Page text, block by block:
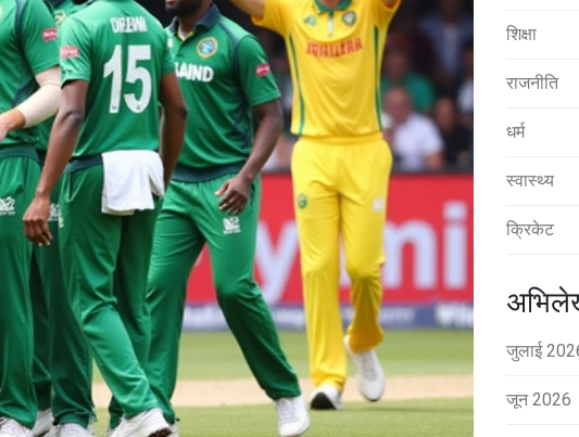
शिक्षा
राजनीति
धर्म
स्वास्थ्य
क्रिकेट
जुलाई
जून 2026